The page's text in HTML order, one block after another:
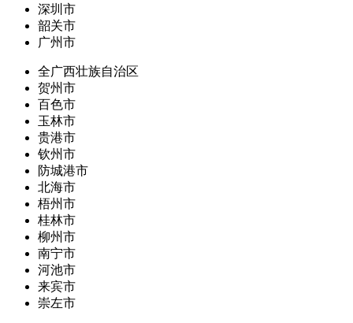
深圳市
韶关市
广州市
全广西壮族自治区
贺州市
百色市
玉林市
贵港市
钦州市
防城港市
北海市
梧州市
桂林市
柳州市
南宁市
河池市
来宾市
崇左市